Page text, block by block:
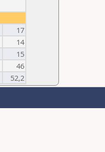
17
14
15
46
52,2